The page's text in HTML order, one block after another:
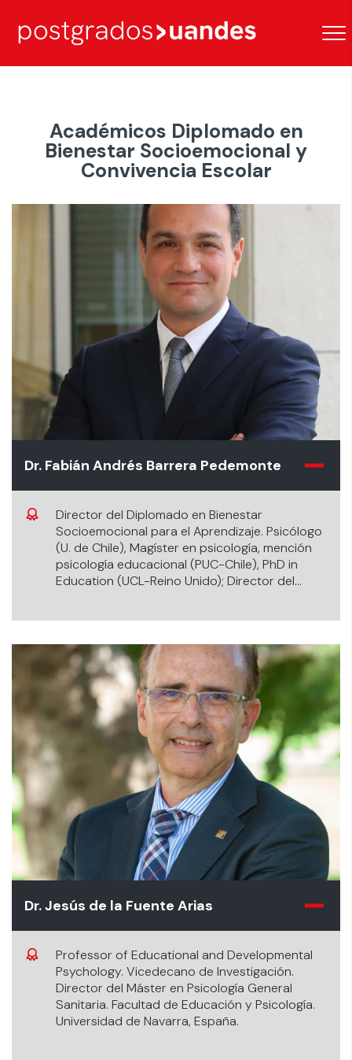
Académicos Diplomado en
Bienestar Socioemocional y
Convivencia Escolar
Dr. Fabián Andrés Barrera Pedemonte
Director del Diplomado en Bienestar
Socioemocional para el Aprendizaje. Psicólogo
(U. de Chile), Magíster en psicología, mención
psicología educacional (PUC-Chile), PhD in
Education (UCL-Reino Unido); Director del
Dr. Jesús de la Fuente Arias
Professor of Educational and Developmental
Psychology. Vicedecano de Investigación.
Director del Máster en Psicología General
Sanitaria. Facultad de Educación y Psicología.
Universidad de Navarra, España.